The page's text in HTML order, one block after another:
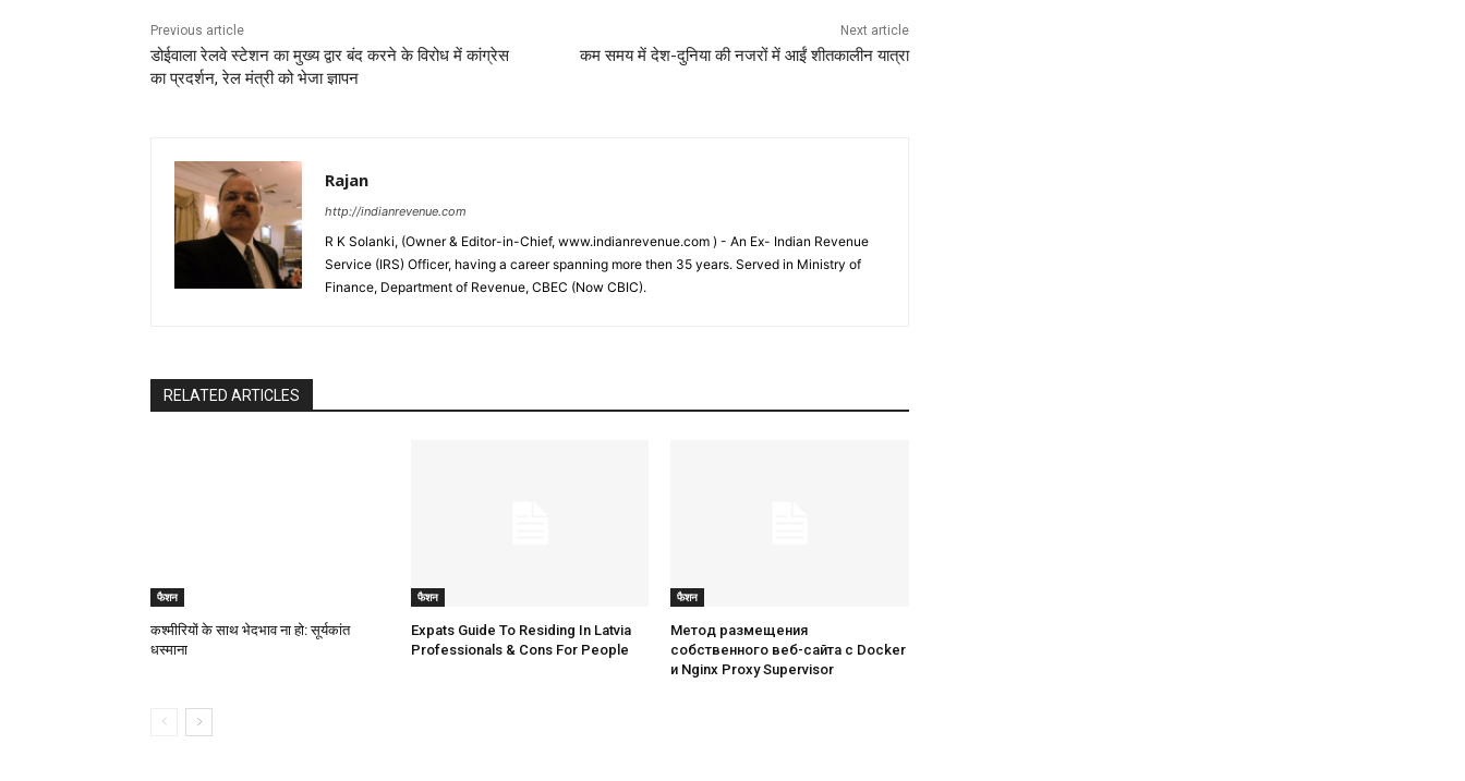
Previous article
डोईवाला रेलवे स्टेशन का मुख्य द्वार बंद करने के विरोध में कांग्रेस
का प्रदर्शन, रेल मंत्री को भेजा ज्ञापन
Next article
कम समय में देश-दुनिया की नजरों में आईं शीतकालीन यात्रा
Rajan
http://indianrevenue.com
R K Solanki, (Owner & Editor-in-Chief, www.indianrevenue.com ) - An Ex- Indian Revenue
Service (IRS) Officer, having a career spanning more then 35 years. Served in Ministry of
Finance, Department of Revenue, CBEC (Now CBIC).
RELATED ARTICLES
फैशन
कश्मीरियों के साथ भेदभाव ना हो: सूर्यकांत
धस्माना
फैशन
Expats Guide To Residing In Latvia
Professionals & Cons For People
फैशन
Метод размещения
собственного веб-сайта с Docker
и Nginx Proxy Supervisor